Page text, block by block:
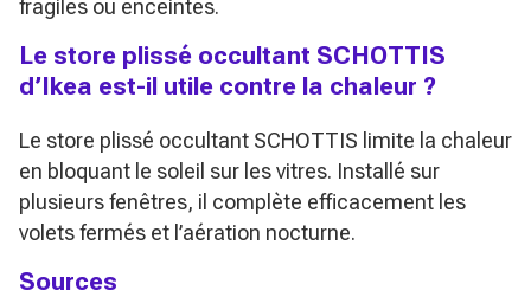
fragiles ou enceintes.
Le store plissé occultant SCHOTTIS
d’Ikea est-il utile contre la chaleur ?
Le store plissé occultant SCHOTTIS limite la chaleur
en bloquant le soleil sur les vitres. Installé sur
plusieurs fenêtres, il complète efficacement les
volets fermés et l’aération nocturne.
Sources